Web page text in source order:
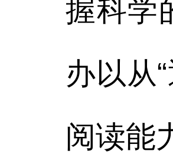
握科学
办以从
阅读能